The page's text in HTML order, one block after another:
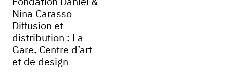
Nina Carasso
Diffusion et
distribution : La
Gare, Centre d’art
et de design